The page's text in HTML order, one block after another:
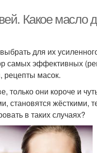
Какое масло
для их
самых эффективных
рецепты масок.
только они короче и
становятся жёсткими,
в таких случаях?